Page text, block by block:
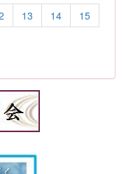
13 14
15